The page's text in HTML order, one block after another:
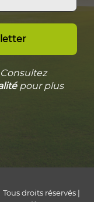
pour plus
droits réservés |